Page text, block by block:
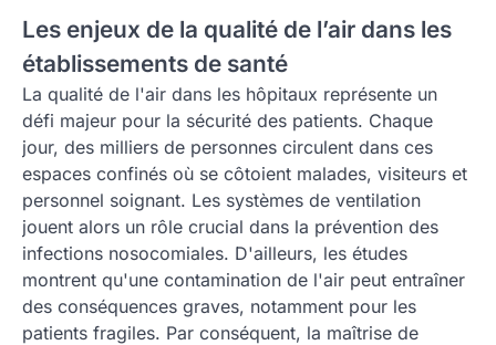
Les enjeux de la qualité de l’air dans les
établissements de santé
La qualité de l'air dans les hôpitaux représente un
défi majeur pour la sécurité des patients. Chaque
jour, des milliers de personnes circulent dans ces
espaces confinés où se côtoient malades, visiteurs et
personnel soignant. Les systèmes de ventilation
jouent alors un rôle crucial dans la prévention des
infections nosocomiales. D'ailleurs, les études
montrent qu'une contamination de l'air peut entraîner
des conséquences graves, notamment pour les
patients fragiles. Par conséquent, la maîtrise de